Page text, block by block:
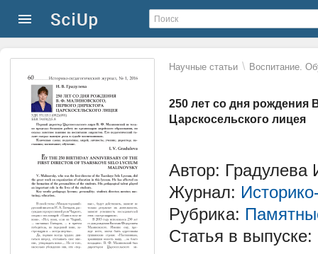
Научные статьи \ Воспитание.
250 лет со дня рождения
Царскосельского лицея
Автор:
Журнал:
Рубрика:
Статья в выпуске: